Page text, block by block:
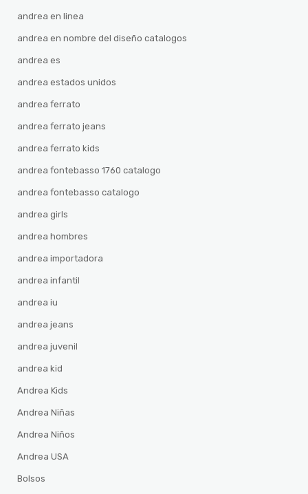
andrea en linea
andrea en nombre del diseño catalogos
andrea es
andrea estados unidos
andrea ferrato
andrea ferrato jeans
andrea ferrato kids
andrea fontebasso 1760 catalogo
andrea fontebasso catalogo
andrea girls
andrea hombres
andrea importadora
andrea infantil
andrea iu
andrea jeans
andrea juvenil
andrea kid
Andrea Kids
Andrea Niñas
Andrea Niños
Andrea USA
Bolsos